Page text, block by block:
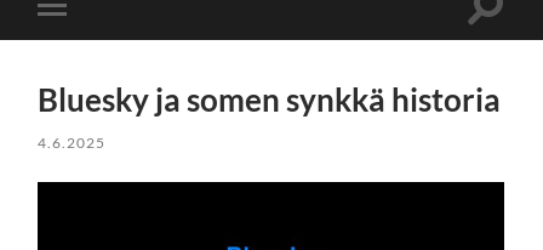
Toggle
mobile
Toggle
Bluesky ja somen synkkä historia
4.6.2025